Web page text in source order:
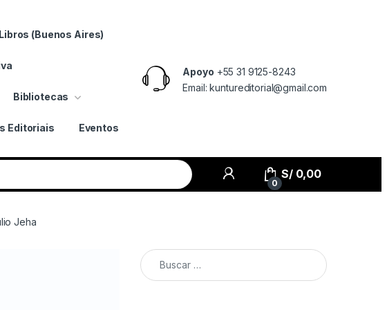
(Buenos Aires)
Bibliotecas
Editoriais Eventos
Apoyo +55 31 9125-8243
Email: kuntureditorial@gmail.com
0
S/0,00
Jeha
Buscar: